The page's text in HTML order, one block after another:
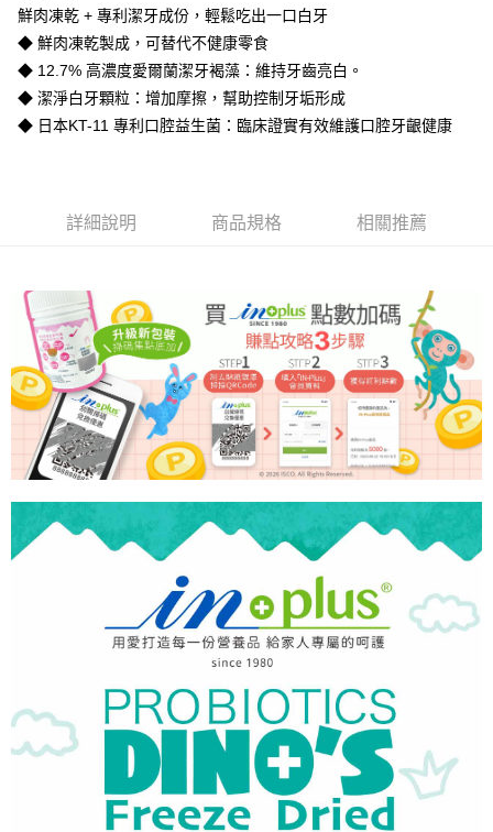
鮮肉凍乾 + 專利潔牙成份，輕鬆吃出一口白牙
◆ 鮮肉凍乾製成，可替代不健康零食
◆ 12.7% 高濃度愛爾蘭潔牙褐藻：維持牙齒亮白。
◆ 潔淨白牙顆粒：增加摩擦，幫助控制牙垢形成
◆ 日本KT-11 專利口腔益生菌：臨床證實有效維護口腔牙齦健康
詳細說明 商品規格 相關推薦